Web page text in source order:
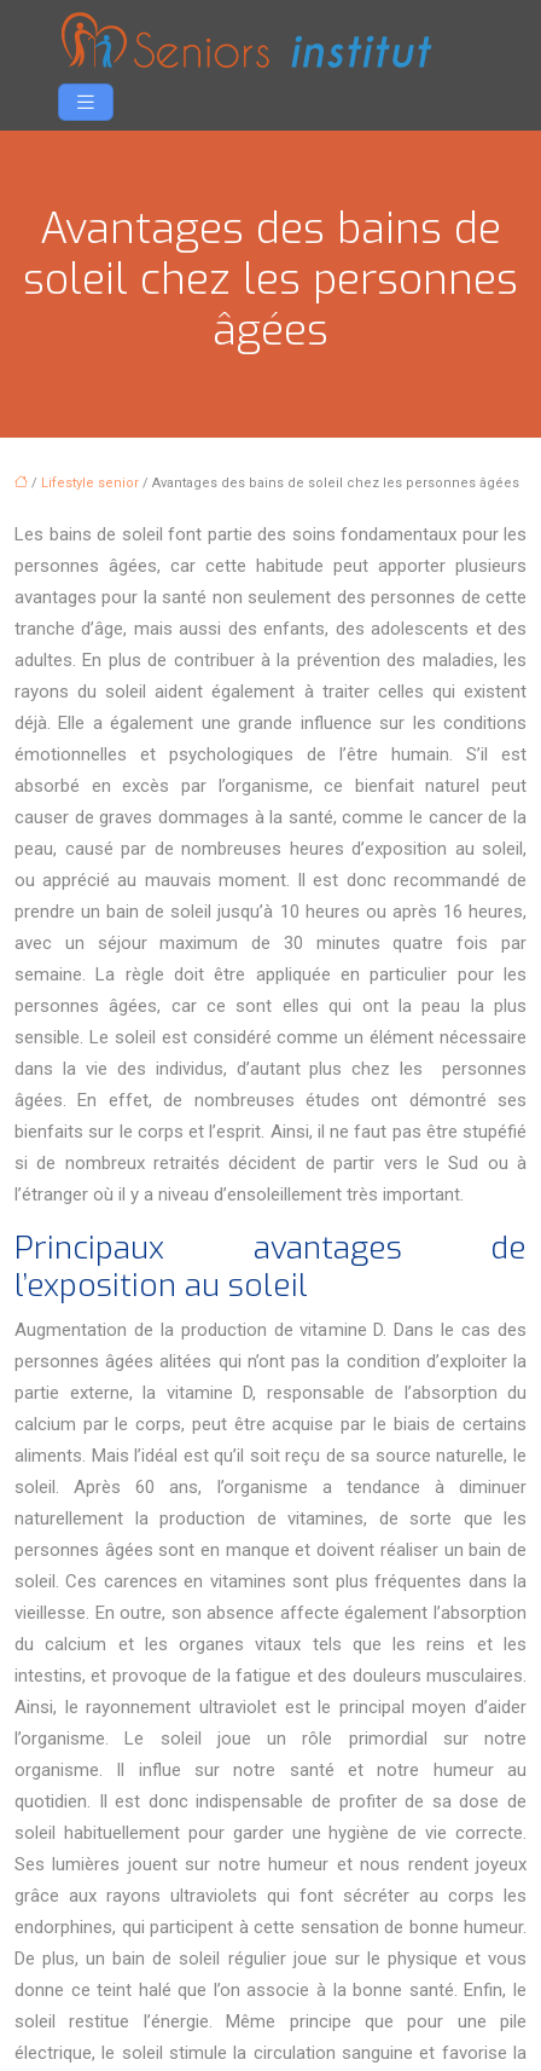
Avantages des bains de
soleil chez les personnes
âgées
/ Lifestyle senior / Avantages des bains de soleil chez les personnes âgées
Les bains de soleil font partie des soins fondamentaux pour les
personnes âgées, car cette habitude peut apporter plusieurs
avantages pour la santé non seulement des personnes de cette
tranche d’âge, mais aussi des enfants, des adolescents et des
adultes. En plus de contribuer à la prévention des maladies, les
rayons du soleil aident également à traiter celles qui existent
déjà. Elle a également une grande influence sur les conditions
émotionnelles et psychologiques de l’être humain. S’il est
absorbé en excès par l’organisme, ce bienfait naturel peut
causer de graves dommages à la santé, comme le cancer de la
peau, causé par de nombreuses heures d’exposition au soleil,
ou apprécié au mauvais moment. Il est donc recommandé de
prendre un bain de soleil jusqu’à 10 heures ou après 16 heures,
avec un séjour maximum de 30 minutes quatre fois par
semaine. La règle doit être appliquée en particulier pour les
personnes âgées, car ce sont elles qui ont la peau la plus
sensible. Le soleil est considéré comme un élément nécessaire
dans la vie des individus, d’autant plus chez les personnes
âgées. En effet, de nombreuses études ont démontré ses
bienfaits sur le corps et l’esprit. Ainsi, il ne faut pas être stupéfié
si de nombreux retraités décident de partir vers le Sud ou à
l’étranger où il y a niveau d’ensoleillement très important.
Principaux avantages de
l’exposition au soleil
Augmentation de la production de vitamine D. Dans le cas des
personnes âgées alitées qui n’ont pas la condition d’exploiter la
partie externe, la vitamine D, responsable de l’absorption du
calcium par le corps, peut être acquise par le biais de certains
aliments. Mais l’idéal est qu’il soit reçu de sa source naturelle, le
soleil. Après 60 ans, l’organisme a tendance à diminuer
naturellement la production de vitamines, de sorte que les
personnes âgées sont en manque et doivent réaliser un bain de
soleil. Ces carences en vitamines sont plus fréquentes dans la
vieillesse. En outre, son absence affecte également l’absorption
du calcium et les organes vitaux tels que les reins et les
intestins, et provoque de la fatigue et des douleurs musculaires.
Ainsi, le rayonnement ultraviolet est le principal moyen d’aider
l’organisme. Le soleil joue un rôle primordial sur notre
organisme. Il influe sur notre santé et notre humeur au
quotidien. Il est donc indispensable de profiter de sa dose de
soleil habituellement pour garder une hygiène de vie correcte.
Ses lumières jouent sur notre humeur et nous rendent joyeux
grâce aux rayons ultraviolets qui font sécréter au corps les
endorphines, qui participent à cette sensation de bonne humeur.
De plus, un bain de soleil régulier joue sur le physique et vous
donne ce teint halé que l’on associe à la bonne santé. Enfin, le
soleil restitue l’énergie. Même principe que pour une pile
électrique, le soleil stimule la circulation sanguine et favorise la